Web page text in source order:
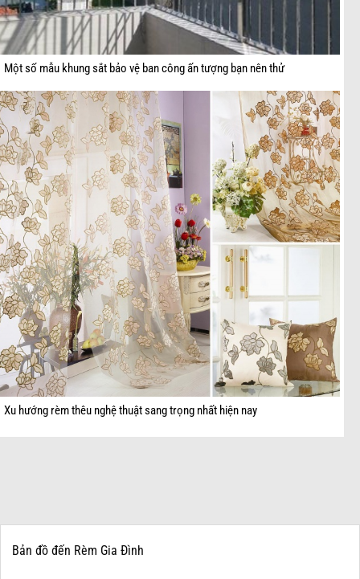
Một số mẫu khung sắt bảo vệ ban công ấn tượng bạn nên thử
Xu hướng rèm thêu nghệ thuật sang trọng nhất hiện nay
Bản đồ đến Rèm Gia Đình